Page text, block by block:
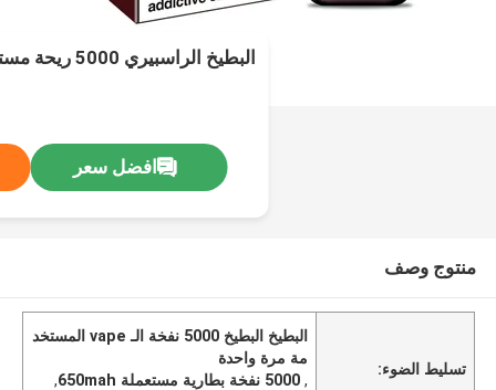
البطيخ الراسبيري 5000 ريحة مستعملة 650mAh
افضل سعر
منتوج وصف
تسليط الضوء:
البطيخ البطيخ 5000 نفخة الـ vape المستخد
مة مرة واحدة
,5000 نفخة بطارية مستعملة 650mah
,